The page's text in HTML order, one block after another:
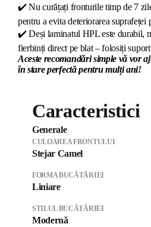
✔️ Nu curățați fronturile timp de 7
pentru a evita deteriorarea suprafeței
✔️ Deși laminatul HPL este durabil,
fierbinți direct pe blat – folosiți
Aceste recomandări simple vă vor
în stare perfectă pentru mulți ani!
Caracteristici
Generale
CULOAREA FRONTULUI
Stejar Camel
FORMA BUCĂTĂRIEI
Liniare
STILUL BUCĂTĂRIEI
Modernă